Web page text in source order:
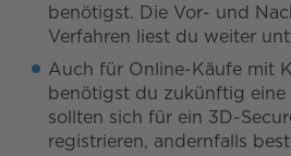
benötigst. Die Vor- und
Verfahren liest du weiter
Auch für Online-Käufe mit
benötigst du zukünftig eine
sollten sich für ein 3D-
registrieren, andernfalls